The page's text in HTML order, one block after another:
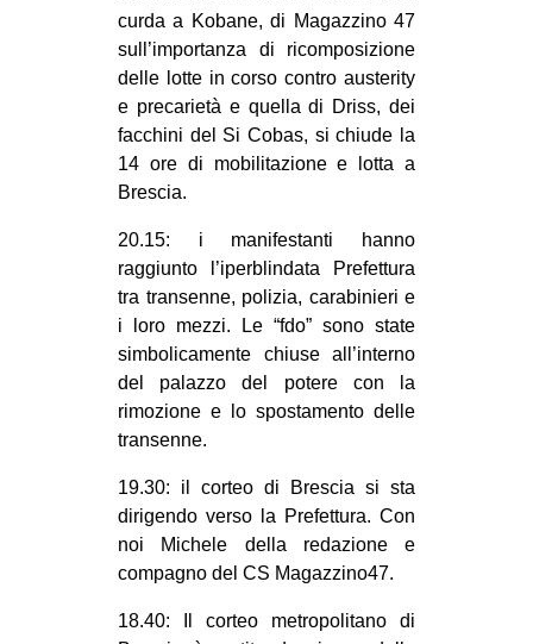
curda a Kobane, di Magazzino 47
sull’importanza di ricomposizione
delle lotte in corso contro austerity
e precarietà e quella di Driss, dei
facchini del Si Cobas, si chiude la
14 ore di mobilitazione e lotta a
Brescia.
20.15: i manifestanti hanno
raggiunto l’iperblindata Prefettura
tra transenne, polizia, carabinieri e
i loro mezzi. Le “fdo” sono state
simbolicamente chiuse all’interno
del palazzo del potere con la
rimozione e lo spostamento delle
transenne.
19.30: il corteo di Brescia si sta
dirigendo verso la Prefettura. Con
noi Michele della redazione e
compagno del CS Magazzino47.
18.40: Il corteo metropolitano di